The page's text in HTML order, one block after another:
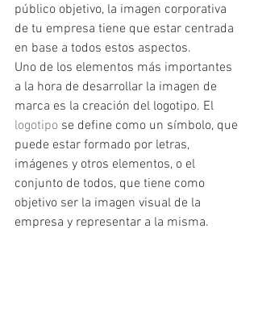
público objetivo, la imagen corporativa
de tu empresa tiene que estar centrada
en base a todos estos aspectos.
Uno de los elementos más importantes
a la hora de desarrollar la imagen de
marca es la creación del logotipo. El
logotipo se define como un símbolo, que
puede estar formado por letras,
imágenes y otros elementos, o el
conjunto de todos, que tiene como
objetivo ser la imagen visual de la
empresa y representar a la misma.